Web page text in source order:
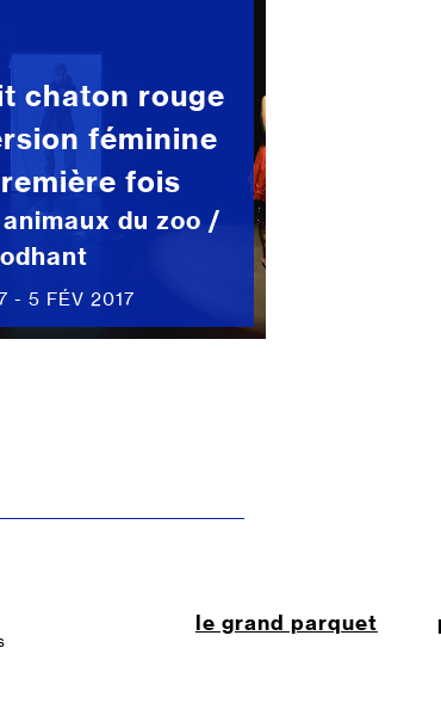
chaton rouge
féminine
fois
du zoo /
- 5 FÉV 2017
le grand parquet